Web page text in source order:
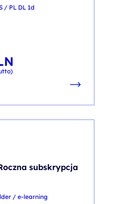
/ PL DL 1d
subskrypcja
/ e-learning